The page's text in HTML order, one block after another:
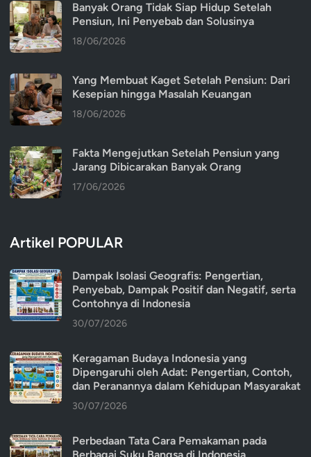
Banyak Orang Tidak Siap Hidup Setelah
Pensiun, Ini Penyebab dan Solusinya
18/06/2026
Yang Membuat Kaget Setelah Pensiun: Dari
Kesepian hingga Masalah Keuangan
18/06/2026
Fakta Mengejutkan Setelah Pensiun yang
Jarang Dibicarakan Banyak Orang
17/06/2026
Artikel POPULAR
Dampak Isolasi Geografis: Pengertian,
Penyebab, Dampak Positif dan Negatif, serta
Contohnya di Indonesia
30/07/2026
Keragaman Budaya Indonesia yang
Dipengaruhi oleh Adat: Pengertian, Contoh,
dan Peranannya dalam Kehidupan Masyarakat
30/07/2026
Perbedaan Tata Cara Pemakaman pada